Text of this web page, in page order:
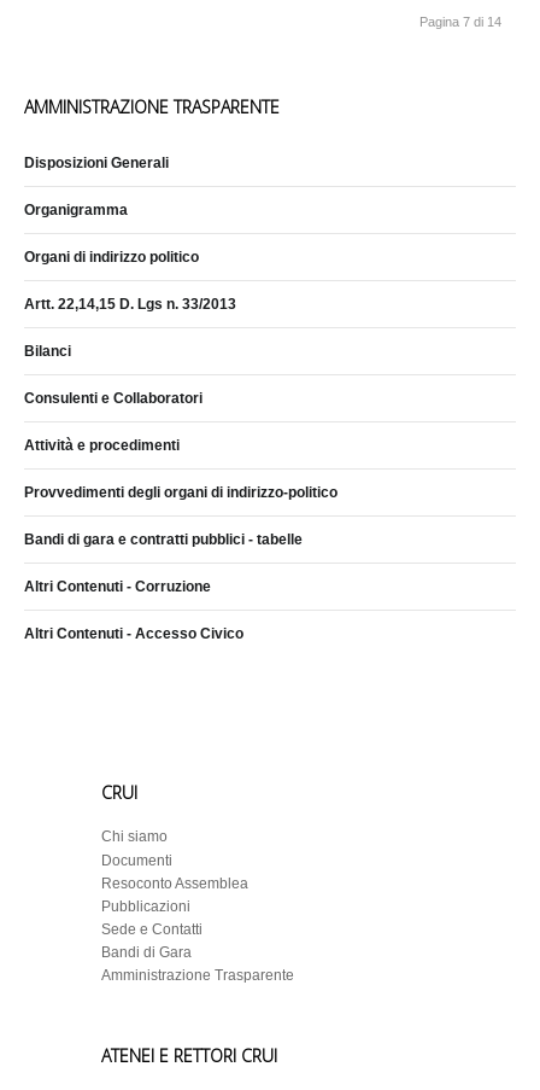
Pagina 7 di 14
AMMINISTRAZIONE TRASPARENTE
Disposizioni Generali
Organigramma
Organi di indirizzo politico
Artt. 22,14,15 D. Lgs n. 33/2013
Bilanci
Consulenti e Collaboratori
Attività e procedimenti
Provvedimenti degli organi di indirizzo-politico
Bandi di gara e contratti pubblici - tabelle
Altri Contenuti - Corruzione
Altri Contenuti - Accesso Civico
CRUI
Chi siamo
Documenti
Resoconto Assemblea
Pubblicazioni
Sede e Contatti
Bandi di Gara
Amministrazione Trasparente
ATENEI E RETTORI CRUI